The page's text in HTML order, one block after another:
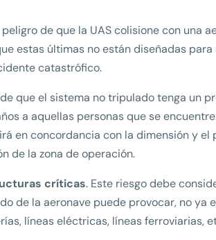
peligro de que la UAS colisione con una
estas últimas no están diseñadas
catastrófico.
que el sistema no tripulado tenga un
a aquellas personas que se
en concordancia con la dimensión y el
de la zona de operación.
críticas. Este riesgo debe
de la aeronave puede provocar, no ya
líneas eléctricas, líneas ferroviarias,